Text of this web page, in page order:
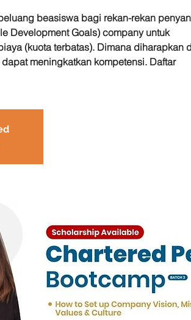
beasiswa bagi rekan-rekan
Development Goals) company untuk
(kuota terbatas). Dimana diharapkan
meningkatkan kompetensi. Daftar